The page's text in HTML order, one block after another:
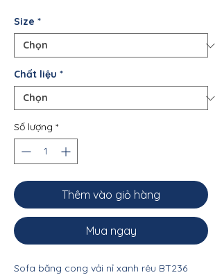
Size *
Chất liệu *
Số lượng *
Thêm vào giỏ hàng
Mua ngay
Sofa băng cong vải nỉ xanh rêu BT236